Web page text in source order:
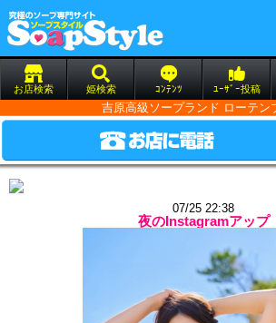
お店検索 姫検索 ｺﾝﾃﾝﾂ ﾕｰｻﾞｰ投稿
吉原高級ソープランド ローテン
07/25 22:38
夜のInstagramアップ